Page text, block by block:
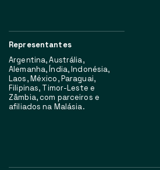
Representantes
Argentina, Austrália,
Alemanha, Índia, Indonésia,
Laos, México, Paraguai,
Filipinas, Timor-Leste e
Zâmbia, com parceiros e
afiliados na Malásia.